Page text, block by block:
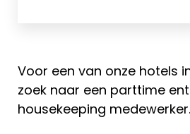
Voor een van onze hotels
zoek naar een parttime
housekeeping medewerker.